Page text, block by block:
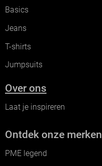
Basics
Jeans
T-shirts
Jumpsuits
Over ons
Laat je inspireren
Ontdek onze merken
PME legend